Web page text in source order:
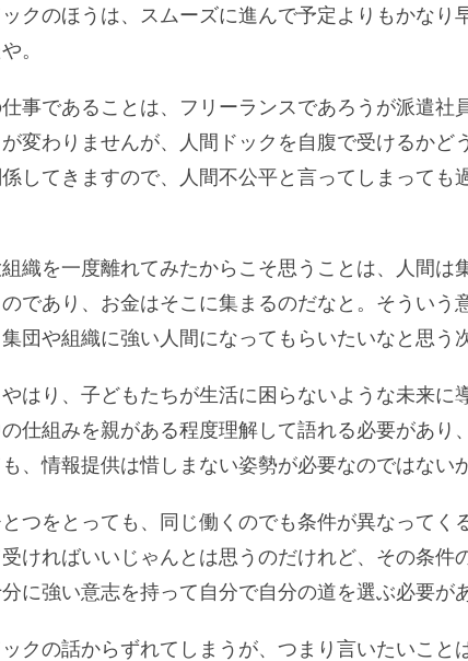
クのほうは、スムーズに進んで予定よりもかなり
。
事であることは、フリーランスであろうが派遣社
変わりませんが、人間ドックを自腹で受けるかど
してきますので、人間不公平と言ってしまっても
織を一度離れてみたからこそ思うことは、人間は
であり、お金はそこに集まるのだなと。そういう
団や組織に強い人間になってもらいたいなと思う
はり、子どもたちが生活に困らないような未来に
仕組みを親がある程度理解して語れる必要があり
、情報提供は惜しまない姿勢が必要なのではないか
つをとっても、同じ働くのでも条件が異なってく
ければいいじゃんとは思うのだけれど、その条件
に強い意志を持って自分で自分の道を選ぶ必要が
クの話からずれてしまうが、つまり言いたいこと